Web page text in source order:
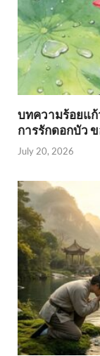
บทความร้อยแก้
การรักดอกบัว
July 20, 2026